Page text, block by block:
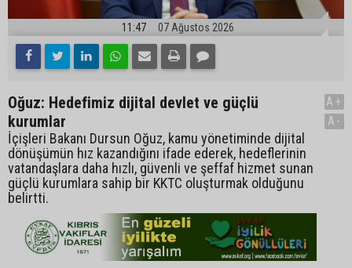
11:47 07 Ağustos 2026
Oğuz: Hedefimiz dijital devlet ve güçlü
kurumlar
İçişleri Bakanı Dursun Oğuz, kamu yönetiminde dijital
dönüşümün hız kazandığını ifade ederek, hedeflerinin
vatandaşlara daha hızlı, güvenli ve şeffaf hizmet sunan
güçlü kurumlara sahip bir KKTC oluşturmak olduğunu
belirtti.
A+
A-